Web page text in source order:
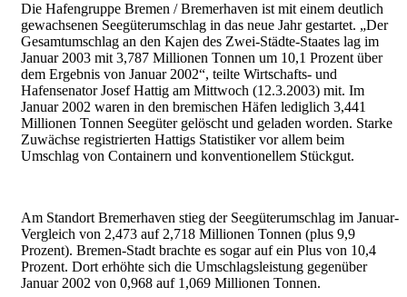
Die Hafengruppe Bremen / Bremerhaven ist mit einem deutlich
gewachsenen Seegüterumschlag in das neue Jahr gestartet. „Der
Gesamtumschlag an den Kajen des Zwei-Städte-Staates lag im
Januar 2003 mit 3,787 Millionen Tonnen um 10,1 Prozent über
dem Ergebnis von Januar 2002“, teilte Wirtschafts- und
Hafensenator Josef Hattig am Mittwoch (12.3.2003) mit. Im
Januar 2002 waren in den bremischen Häfen lediglich 3,441
Millionen Tonnen Seegüter gelöscht und geladen worden. Starke
Zuwächse registrierten Hattigs Statistiker vor allem beim
Umschlag von Containern und konventionellem Stückgut.
Am Standort Bremerhaven stieg der Seegüterumschlag im Januar-
Vergleich von 2,473 auf 2,718 Millionen Tonnen (plus 9,9
Prozent). Bremen-Stadt brachte es sogar auf ein Plus von 10,4
Prozent. Dort erhöhte sich die Umschlagsleistung gegenüber
Januar 2002 von 0,968 auf 1,069 Millionen Tonnen.